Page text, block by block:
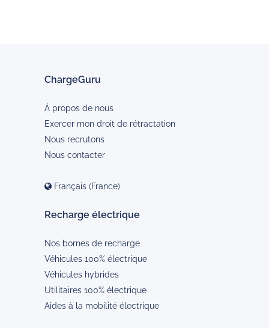
ChargeGuru
À propos de nous
Exercer mon droit de rétractation
Nous recrutons
Nous contacter
Français (France)
Recharge électrique
Nos bornes de recharge
Véhicules 100% électrique
Véhicules hybrides
Utilitaires 100% électrique
Aides à la mobilité électrique